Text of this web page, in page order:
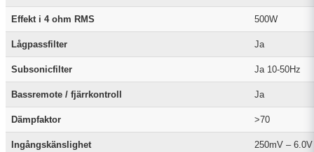
Effekt i 4 ohm RMS 500W
Lågpassfilter Ja
Subsonicfilter Ja 10-50Hz
Bassremote / fjärrkontroll Ja
Dämpfaktor >70
Ingångskänslighet 250mV – 6.0V